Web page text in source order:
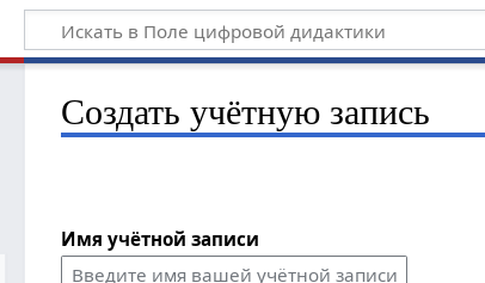
Создать учётную запись
Имя учётной записи